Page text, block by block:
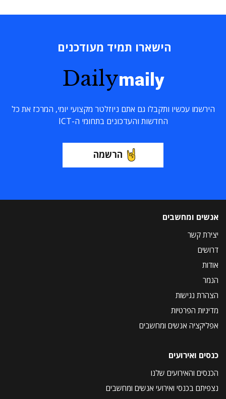
הישארו תמיד מעודכנים
Dailymaily
הירשמו עכשיו ותקבלו גם אתם ניוזלטר מקצועי יומי, המרכז את כל
החדשות והעדכונים בתחומי ה-ICT
הרשמה
אנשים ומחשבים
יצירת קשר
דרושים
אודות
הנמר
הצהרת נגישות
מדיניות הפרטיות
אפליקציה אנשים ומחשבים
כנסים ואירועים
הכנסים והאירועים שלנו
נצפיתם בכנסי ואירועי אנשים ומחשבים